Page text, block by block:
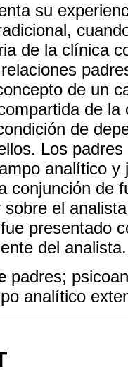
su
de la clínica
de un
de
de
Los
analítico
conjunción de
sobre el
presentado
del analista.
padres;
analítico